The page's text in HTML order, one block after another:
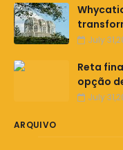
July
Reta
opção
July
ARQUIVO